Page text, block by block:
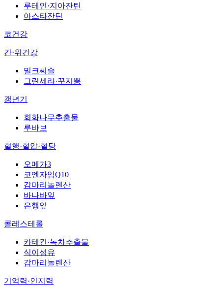
루테인·지아잔틴
아스타잔틴
코건강
간·위건강
밀크씨슬
그린세라·꾸지뽕
갱년기
회화나무추출물
루바브
혈행·혈압·혈당
오메가3
코엔자임Q10
감마리놀렌산
바나바잎
은행잎
콜레스테롤
카테킨·녹차추출물
식이섬유
감마리놀렌산
기억력·인지력